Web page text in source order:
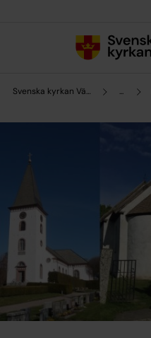
Svenska kyrkan Växjö ...